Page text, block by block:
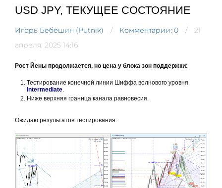
USD JPY, ТЕКУЩЕЕ СОСТОЯНИЕ
Игорь Бебешин (Putnik) Комментарии: 0
21
апреля, 2025 14:16
Рост Йены продолжается, но цена у блока зон поддержки:
Тестирование конечной линии Шиффа волнового уровня
Intermediate.
Ниже верхняя граница канала равновесия.
Ожидаю результатов тестирования.